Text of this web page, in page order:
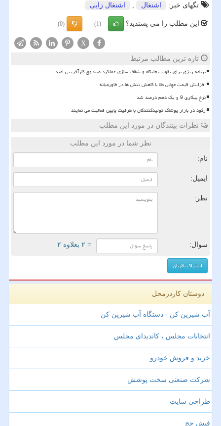
تگهای خبر: اشتغال , اشتغال زایی
این مطلب را می پسندید؟ (1)
(0)
X
تازه ترین مطالب مرتبط
برنامه ریزی برای تقویت جایگاه و شفاف سازی عملکرد صندوق کارآفرینی امید
افزایش قیمت جهانی طلا با کاهش تنش ها در خاورمیانه
نرخ بیکاری 9 و یک دهم درصد شد
رکود در بازار پوشاک تولیدکنندگان با ظرفیت پایین فعالیت می نمایند
نظرات بینندگان در مورد این مطلب
نظر شما در مورد این مطلب
نام:
ایمیل:
نظر:
سوال: = ۲ بعلاوه ۲
دوستان کاردرمحل
آب شیرین کن - دستگاه آب شیرین کن
انتخابات مجلس ، کاندیدای مجلس
خرید و فروش خودرو
شرکت صنعتی سخت پوشش
طراحی سایت
فیش حج